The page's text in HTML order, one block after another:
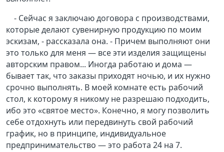
- Сейчас я заключаю договора с производствами,
которые делают сувенирную продукцию по моим
эскизам, - рассказала она. - Причем выполняют они
это только для меня — все эти изделия защищены
авторским правом... Иногда работаю и дома —
бывает так, что заказы приходят ночью, и их нужно
срочно выполнять. В моей комнате есть рабочий
стол, к которому я никому не разрешаю подходить,
ибо это «святое место». Конечно, я могу позволить
себе отдохнуть или передвинуть свой рабочий
график, но в принципе, индивидуальное
предпринимательство — это работа 24 на 7.